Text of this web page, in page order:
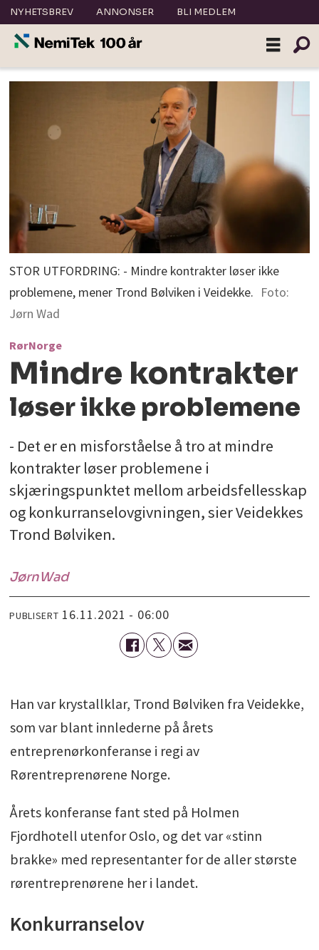
NYHETSBREV ANNONSER BLI MEDLEM
STOR UTFORDRING: - Mindre kontrakter løser ikke
problemene, mener Trond Bølviken i Veidekke. Foto:
Jørn Wad
RørNorge
Mindre kontrakter
løser ikke problemene
- Det er en misforståelse å tro at mindre
kontrakter løser problemene i
skjæringspunktet mellom arbeidsfellesskap
og konkurranselovgivningen, sier Veidekkes
Trond Bølviken.
JørnWad
PUBLISERT 16.11.2021 - 06:00
Han var krystallklar, Trond Bølviken fra Veidekke,
som var blant innlederne på årets
entreprenørkonferanse i regi av
Rørentreprenørene Norge.
Årets konferanse fant sted på Holmen
Fjordhotell utenfor Oslo, og det var «stinn
brakke» med representanter for de aller største
rørentreprenørene her i landet.
Konkurranselov